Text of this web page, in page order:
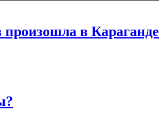
произошла в Караганде